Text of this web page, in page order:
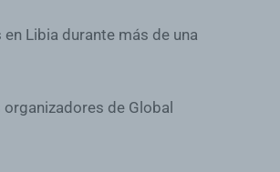
Libia durante más de una
de Global